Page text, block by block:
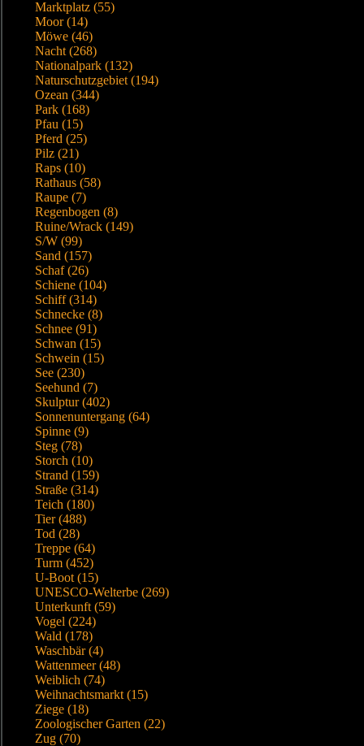
Marktplatz (55)
Moor (14)
Möwe (46)
Nacht (268)
Nationalpark (132)
Naturschutzgebiet (194)
Ozean (344)
Park (168)
Pfau (15)
Pferd (25)
Pilz (21)
Raps (10)
Rathaus (58)
Raupe (7)
Regenbogen (8)
Ruine/Wrack (149)
S/W (99)
Sand (157)
Schaf (26)
Schiene (104)
Schiff (314)
Schnecke (8)
Schnee (91)
Schwan (15)
Schwein (15)
See (230)
Seehund (7)
Skulptur (402)
Sonnenuntergang (64)
Spinne (9)
Steg (78)
Storch (10)
Strand (159)
Straße (314)
Teich (180)
Tier (488)
Tod (28)
Treppe (64)
Turm (452)
U-Boot (15)
UNESCO-Welterbe (269)
Unterkunft (59)
Vogel (224)
Wald (178)
Waschbär (4)
Wattenmeer (48)
Weiblich (74)
Weihnachtsmarkt (15)
Ziege (18)
Zoologischer Garten (22)
Zug (70)